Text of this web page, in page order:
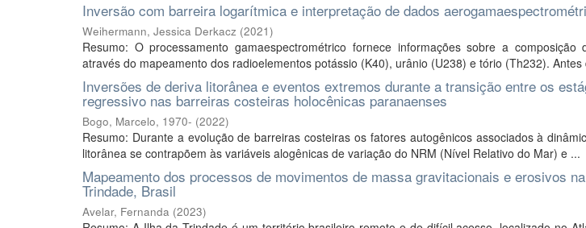
Inversão com barreira logarítmica e interpretação de dados
Weihermann, Jessica Derkacz (2021)
Resumo: O processamento gamaespectrométrico fornece informações sobre a composição
através do mapeamento dos radioelementos potássio (K40), urânio (U238) e tório (Th232). Antes
Inversões de deriva litorânea e eventos extremos durante a transição entre os
regressivo nas barreiras costeiras holocênicas paranaenses
Bogo, Marcelo, 1970- (2022)
Resumo: Durante a evolução de barreiras costeiras os fatores autogênicos associados à
litorânea se contrapõem às variáveis alogênicas de variação do NRM (Nível Relativo do Mar) e ...
Mapeamento dos processos de movimentos de massa gravitacionais e erosivos
Trindade, Brasil
Avelar, Fernanda (2023)